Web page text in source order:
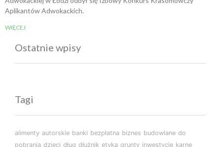
Aplikantów Adwokackich.
WIĘCEJ
Ostatnie wpisy
Tagi
alimenty autorskie banki bezpłatna biznes budowlane do
pobrania dzieci dług dłużnik etyka grunty inwestycje karne